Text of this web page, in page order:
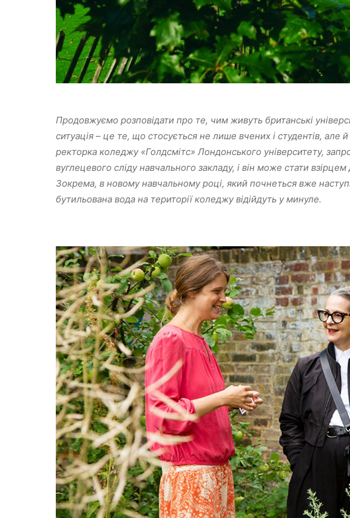
Продовжуємо розповідати про те, чим живуть британські
ситуація – це те, що стосується не лише вчених і студентів, але
ректорка коледжу «Голдсмітс» Лондонського університету,
вуглецевого сліду навчального закладу, і він може стати взірцем
Зокрема, в новому навчальному році, який почнеться вже
бутильована вода на території коледжу відійдуть у минуле.